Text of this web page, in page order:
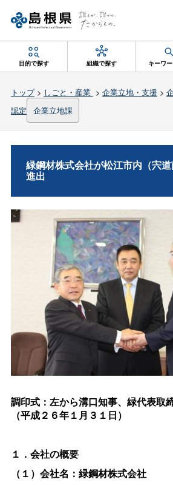
目的で探す 組織で探す キーワ
トップ> しごと・産業 > 企業立地・支援 >
認定
企業立地課
緑鋼材株式会社が松江市内（宍
進出
調印式：左から溝口知事、緑代表取
（平成２６年１月３１日）
１．会社の概要
（１）会社名：緑鋼材株式会社